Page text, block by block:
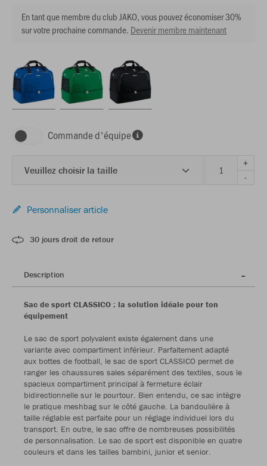
En tant que membre du club JAKO, vous pouvez économiser 30%
sur votre prochaine commande. Devenir membre maintenant
Commande d'équipe
Veuillez choisir la taille
+
-
Personnaliser article
30 jours droit de retour
Description
Sac de sport CLASSICO : la solution idéale pour ton
équipement
Le sac de sport polyvalent existe également dans une
variante avec compartiment inférieur. Parfaitement adapté
aux bottes de football, le sac de sport CLASSICO permet de
ranger les chaussures sales séparément des textiles, sous le
spacieux compartiment principal à fermeture éclair
bidirectionnelle sur le pourtour. Bien entendu, ce sac intègre
le pratique meshbag sur le côté gauche. La bandoulière à
taille réglable est parfaite pour un réglage individuel lors du
transport. En outre, le sac offre de nombreuses possibilités
de personnalisation. Le sac de sport est disponible en quatre
couleurs et dans les tailles bambini, junior et senior.